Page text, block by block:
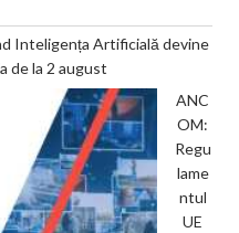
Inteligența Artificială devine
de la 2 august
ANC
OM:
Regu
lame
ntul
UE